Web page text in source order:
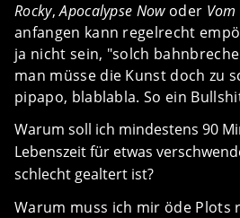
Rocky,Apocalypse Nowoder
anfangen kann regelrecht
ja nicht sein, "solch
man müsse die Kunst doch zu
pipapo, blablabla. So ein
Warum soll ich mindestens 90
Lebenszeit für etwas
schlecht gealtert ist?
Warum muss ich mir öde Plots